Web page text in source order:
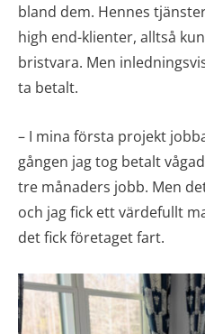
bland dem. Hennes
high end-klienter, alltså
bristvara. Men
ta betalt.
– I mina första projekt
gången jag tog betalt
tre månaders jobb. Men
och jag fick ett värdefullt
det fick företaget fart.